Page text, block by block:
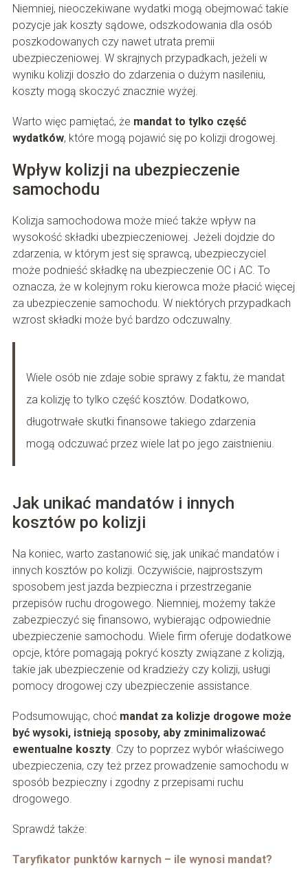
Niemniej, nieoczekiwane wydatki mogą obejmować takie
pozycje jak koszty sądowe, odszkodowania dla osób
poszkodowanych czy nawet utrata premii
ubezpieczeniowej. W skrajnych przypadkach, jeżeli w
wyniku kolizji doszło do zdarzenia o dużym nasileniu,
koszty mogą skoczyć znacznie wyżej.
Warto więc pamiętać, że mandat to tylko część
wydatków, które mogą pojawić się po kolizji drogowej.
Wpływ kolizji na ubezpieczenie
samochodu
Kolizja samochodowa może mieć także wpływ na
wysokość składki ubezpieczeniowej. Jeżeli dojdzie do
zdarzenia, w którym jest się sprawcą, ubezpieczyciel
może podnieść składkę na ubezpieczenie OC i AC. To
oznacza, że w kolejnym roku kierowca może płacić więcej
za ubezpieczenie samochodu. W niektórych przypadkach
wzrost składki może być bardzo odczuwalny.
Wiele osób nie zdaje sobie sprawy z faktu, że mandat
za kolizję to tylko część kosztów. Dodatkowo,
długotrwałe skutki finansowe takiego zdarzenia
mogą odczuwać przez wiele lat po jego zaistnieniu.
Jak unikać mandatów i innych
kosztów po kolizji
Na koniec, warto zastanowić się, jak unikać mandatów i
innych kosztów po kolizji. Oczywiście, najprostszym
sposobem jest jazda bezpieczna i przestrzeganie
przepisów ruchu drogowego. Niemniej, możemy także
zabezpieczyć się finansowo, wybierając odpowiednie
ubezpieczenie samochodu. Wiele firm oferuje dodatkowe
opcje, które pomagają pokryć koszty związane z kolizją,
takie jak ubezpieczenie od kradzieży czy kolizji, usługi
pomocy drogowej czy ubezpieczenie assistance.
Podsumowując, choć mandat za kolizje drogowe może
być wysoki, istnieją sposoby, aby zminimalizować
ewentualne koszty. Czy to poprzez wybór właściwego
ubezpieczenia, czy też przez prowadzenie samochodu w
sposób bezpieczny i zgodny z przepisami ruchu
drogowego.
Sprawdź także:
Taryfikator punktów karnych – ile wynosi mandat?